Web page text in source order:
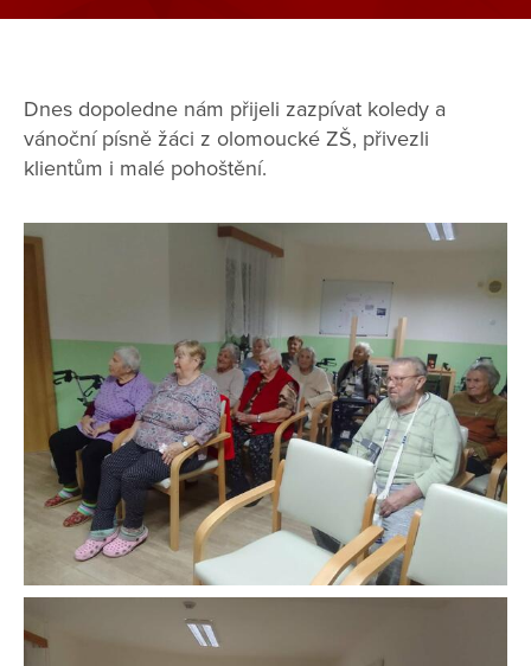
Dnes dopoledne nám přijeli zazpívat koledy a
vánoční písně žáci z olomoucké ZŠ, přivezli
klientům i malé pohoštění.